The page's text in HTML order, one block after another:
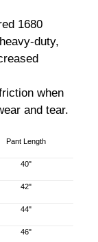
1680
duty,
when
and tear.
Pant Length
40"
42"
44"
46"